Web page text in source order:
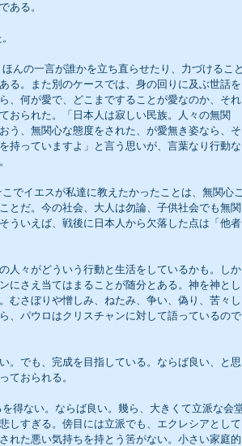
ある。
る。また別のケースでは、身の回りに及ぶ世話を
、何が愛で、どこまですることが愛なのか、それ
おられた。「日本人は寂しい民族。人々の無関
う、無関心な態度をされた、が愛無き姿なら、そ
持っていますよ」と言う思いが、言葉なり行動な
とだ。今の社会、大人は勿論、子供社会でも無関
ういえば、戦後に日本人から欠落した点は「他者
人々がどういう行動と生活をしているかも。しか
にさえ当てはまることが随分とある。神を神とし
むさぼりや憎しみ、ねたみ、争い、偽り、苦々し
、パウロはクリスチャンに対して語っているので
。でも、完成を目指している。ならば良い、と思
ておられる。
しすぎる。傍目には立派でも、エクレシアとして
れた悪い気持ちを持とう筈がない。小さい家庭的